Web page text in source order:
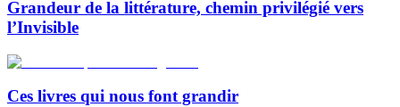
Grandeur de la littérature, chemin privilégié vers
l’Invisible
Ces livres qui nous font grandir